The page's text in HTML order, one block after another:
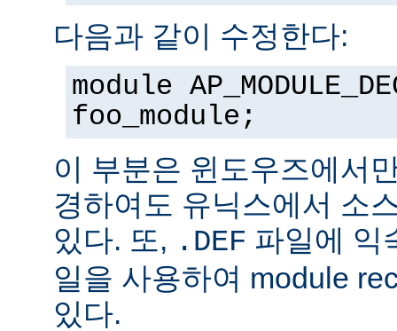
다음과 같이 수정한다:
module
foo_module;
이 부분은 윈도우즈에서
경하여도 유닉스에서 소
있다. 또, .DEF 파일에 익
일을 사용하여 module
있다.